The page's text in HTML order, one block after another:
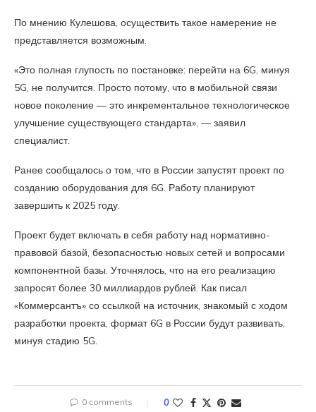
По мнению Кулешова, осуществить такое намерение не
представляется возможным.
«Это полная глупость по постановке: перейти на 6G, минуя
5G, не получится. Просто потому, что в мобильной связи
новое поколение — это инкрементальное технологическое
улучшение существующего стандарта», — заявил
специалист.
Ранее сообщалось о том, что в России запустят проект по
созданию оборудования для 6G. Работу планируют
завершить к 2025 году.
Проект будет включать в себя работу над нормативно-
правовой базой, безопасностью новых сетей и вопросами
компонентной базы. Уточнялось, что на его реализацию
запросят более 30 миллиардов рублей. Как писал
«Коммерсантъ» со ссылкой на источник, знакомый с ходом
разработки проекта, формат 6G в России будут развивать,
минуя стадию 5G.
0 comments 0